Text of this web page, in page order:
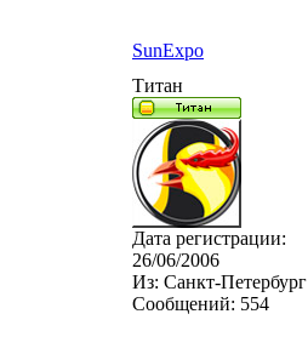
SunExpo
Титан
Дата регистрации:
26/06/2006
Из: Санкт-Петербург
Сообщений: 554